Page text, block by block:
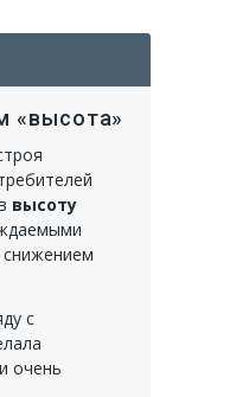
«высота»
высоту
с
очень